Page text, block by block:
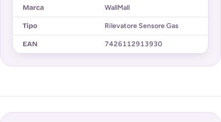
Marca WallMall
Tipo Rilevatore Sensore Gas
EAN 7426112913930